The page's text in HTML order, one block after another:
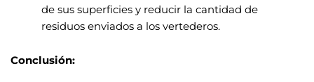
de sus superficies y reducir la cantidad de
residuos enviados a los vertederos.
Conclusión: